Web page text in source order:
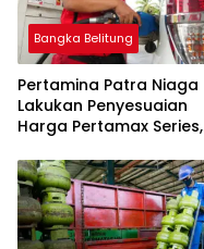
Bangka Belitung
Pertamina Patra Niaga
Lakukan Penyesuaian
Harga Pertamax Series,
Subsidi Tetap